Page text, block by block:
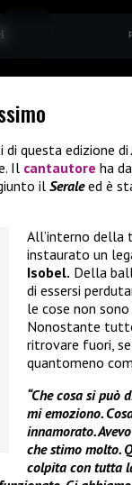
questa edizione di
Il cantautore ha
il Seraleed è
All’interno della
instaurato un
Isobel. Della
di essersi
le cose non
Nonostante
ritrovare fuori,
quantomeno
“Che cosa si può
mi emoziono.
innamorato.
che stimo molto.
colpita con tutta